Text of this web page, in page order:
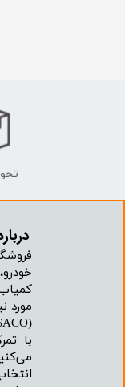
مورد
(ISACO) با تضمین اصالت کالا و قیمت مناسب عرضه می‌شود.
با